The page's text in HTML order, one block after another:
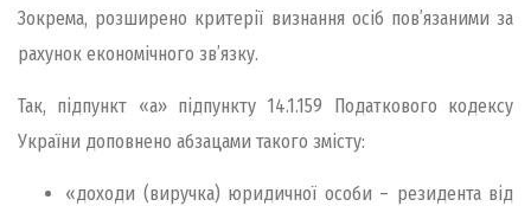
Зокрема, розширено критерії визнання осіб пов’язаними за
рахунок економічного зв’язку.
Так, підпункт «а» підпункту 14.1.159 Податкового кодексу
України доповнено абзацами такого змісту:
«доходи (виручка) юридичної особи – резидента від